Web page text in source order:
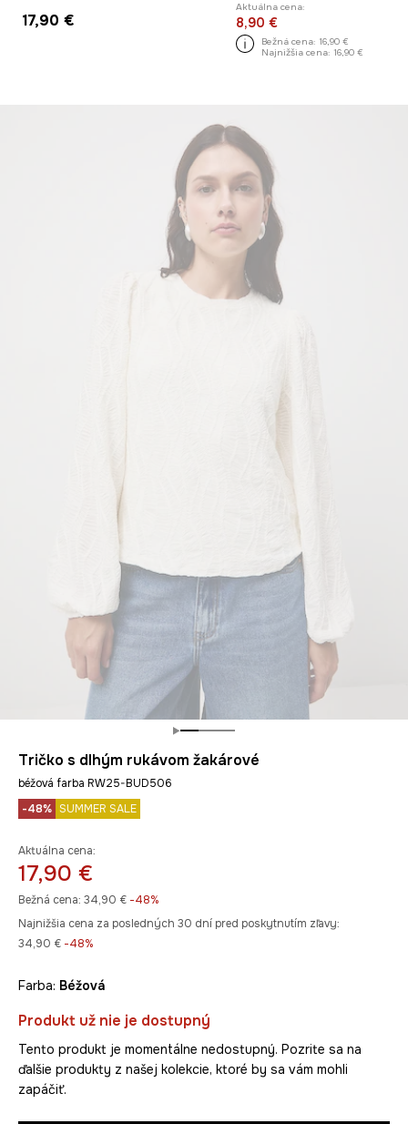
17,90 €
Aktuálna cena:
8,90 €
Bežná cena: 16,90 €
Najnižšia cena: 16,90 €
Tričko s dlhým rukávom žakárové
béžová farba RW25-BUD506
-48% SUMMER SALE
Aktuálna cena:
17,90 €
Bežná cena: 34,90 € -48%
Najnižšia cena za posledných 30 dní pred poskytnutím zľavy:
34,90 € -48%
Farba: béžová
Produkt už nie je dostupný
Tento produkt je momentálne nedostupný. Pozrite sa na
ďalšie produkty z našej kolekcie, ktoré by sa vám mohli
zapáčiť.